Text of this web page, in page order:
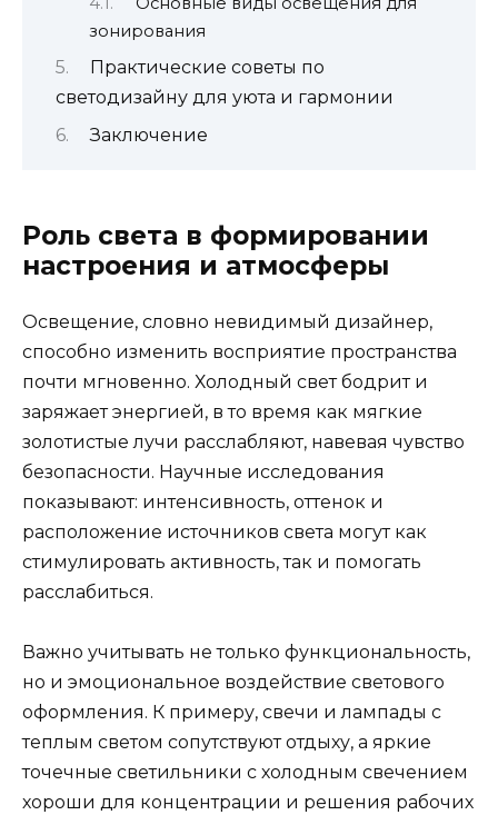
зонирования
Практические советы по
светодизайну для уюта и гармонии
Заключение
Роль света в формировании
настроения и атмосферы
Освещение, словно невидимый дизайнер,
способно изменить восприятие пространства
почти мгновенно. Холодный свет бодрит и
заряжает энергией, в то время как мягкие
золотистые лучи расслабляют, навевая чувство
безопасности. Научные исследования
показывают: интенсивность, оттенок и
расположение источников света могут как
стимулировать активность, так и помогать
расслабиться.
Важно учитывать не только функциональность,
но и эмоциональное воздействие светового
оформления. К примеру, свечи и лампады с
теплым светом сопутствуют отдыху, а яркие
точечные светильники с холодным свечением
хороши для концентрации и решения рабочих